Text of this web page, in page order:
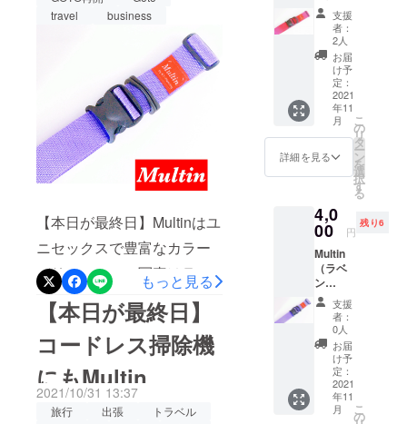
Multinで ■■⁡ケイワイ・プラ
ンニングの新発明品⁡進化系
スーツケースベルト
『Multin（マルティン）』⁡従
来の開口防止機能に加え、
肩掛けベルト・盗難防止ベ
ルトにも変化⁡家事や介護・
お仕事にも⁡◯ペットボトル
のケース買い◯買い物袋が
重い・多い・傘も持たな
きゃ◯赤ちゃんを抱いてベ
ビーカーを担ぎなきゃ◯重
たい新聞雑誌のゴミ捨て◯
アウトドアや災害時に給水
タンクを運ぶ◯台車や撮影
機材を運ぶ◯コードレス掃
travel
business
【本日が最終日】Multinはユ
ニセックスで豊富なカラー
バリエーション写真はラベ
ンダー⁡10/31までCAMPFIRE
にてお得な応援購入が可能
です！！「CAMPFIRE マル
ティン」で検索⁡プロフィー
ルのホームページからもア
もっと見る
【本日が最終日】
コードレス掃除機
にもMultin
2021/10/31 13:37
旅行 出張
トラベル
ベビー用品
からお墓ま
で、雑貨か
らＩＴシス
テムまで、
思いつくま
まに何でも
また、発明
家の支援
サービスも
行っていま
すので、下
請け脱却を
目指す製造
業、ものづ
くり・こと
づくり関係
般販売
予定の
スタン
ダード
カラー
販売予
定価格
5,280円
（税込
み・送
料別）
を4,000
円
送料込
み）の
約
24%OF
Fにてご
用意。
＜キッ
ト内容
＞ ・ベ
ルト本
体･･･1
本 ・接
着ファ
スナー
スト
支援
者：
2人
お届
け予
定：
2021
年11
月
詳細を見る
こ
の
リ
タ
ー
ン
を
選
択
す
る
4,0
00 円
残り6
Multin
（ラベ
ン
ダー）
一般販
売予定
のスタ
ンダー
ドカ
ラー 販
売予定
価格
支援
者：
0人
お届
け予
定：
2021
年11
月
こ
の